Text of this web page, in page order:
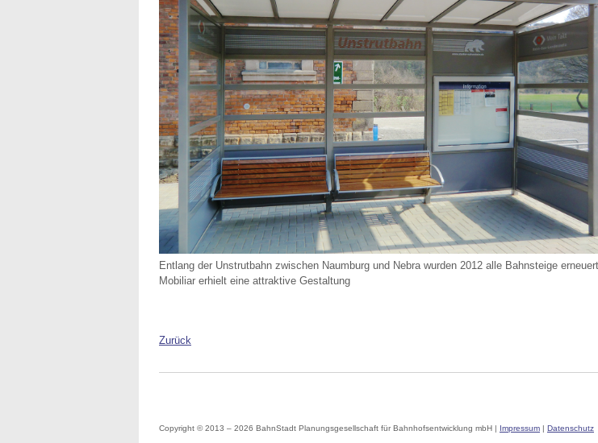
Entlang der Unstrutbahn zwischen Naumburg und Nebra wurden 2012 alle Bahnsteige
Mobiliar erhielt eine attraktive Gestaltung
Zurück
Copyright © 2013 – 2026 BahnStadt Planungsgesellschaft für Bahnhofsentwicklung mbH | Impressum | Datenschutz